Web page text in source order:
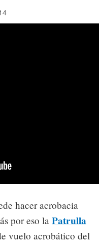
hacer acrobacia
por eso la Patrulla
vuelo acrobático del